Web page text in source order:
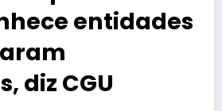
entidades
diz CGU